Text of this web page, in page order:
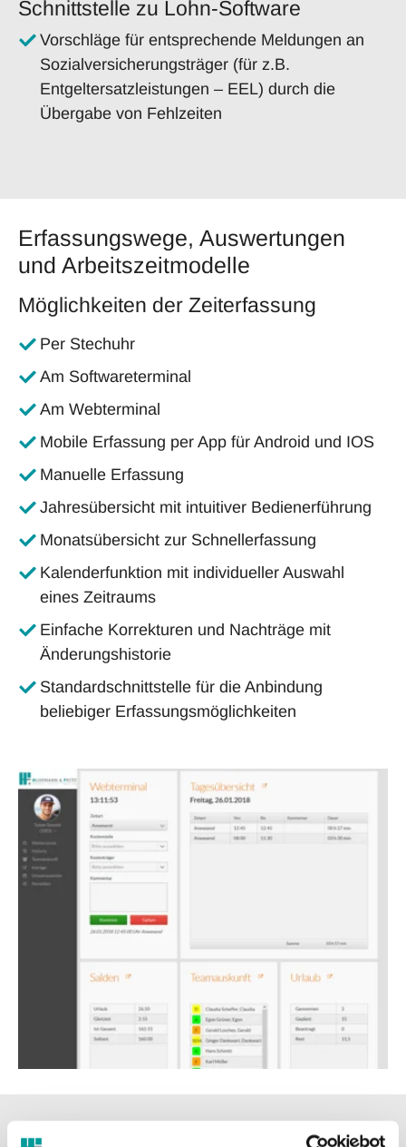
Schnittstelle zu Lohn-Software
Vorschläge für entsprechende Meldungen an
Sozialversicherungsträger (für z.B.
Entgeltersatzleistungen – EEL) durch die
Übergabe von Fehlzeiten
Erfassungswege, Auswertungen
und Arbeitszeitmodelle
Möglichkeiten der Zeiterfassung
Per Stechuhr
Am Softwareterminal
Am Webterminal
Mobile Erfassung per App für Android und IOS
Manuelle Erfassung
Jahresübersicht mit intuitiver Bedienerführung
Monatsübersicht zur Schnellerfassung
Kalenderfunktion mit individueller Auswahl
eines Zeitraums
Einfache Korrekturen und Nachträge mit
Änderungshistorie
Standardschnittstelle für die Anbindung
beliebiger Erfassungsmöglichkeiten
Auswertungen und Berichte